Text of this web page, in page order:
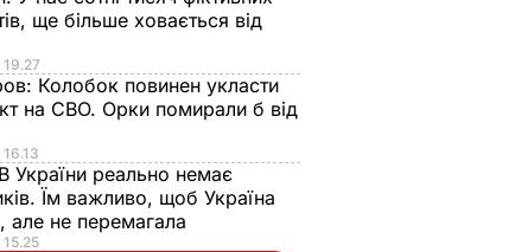
ще більше ховається від
Колобок повинен укласти
на СВО. Орки помирали б від
В України реально немає
Їм важливо, щоб Україна
але не перемагала